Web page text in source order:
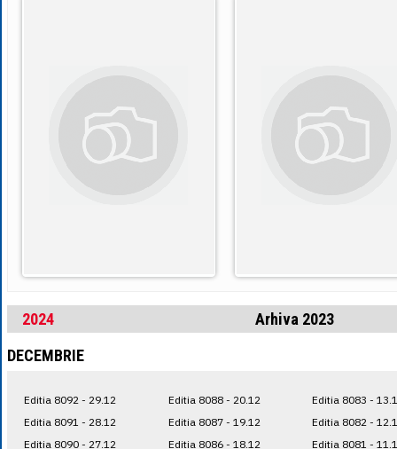
2024
Arhiva 2023
DECEMBRIE
Editia 8092 - 29.12
Editia 8091 - 28.12
Editia 8090 - 27.12
Editia 8088 - 20.12
Editia 8087 - 19.12
Editia 8086 - 18.12
Editia 8083 -
Editia 8082 -
Editia 8081 -